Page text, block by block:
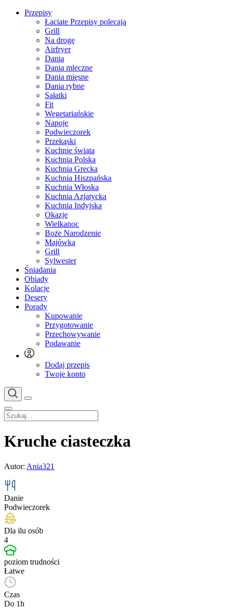
Przepisy
Łaciate Przepisy polecają
Grill
Na drogę
Airfryer
Dania
Dania mleczne
Dania mięsne
Dania rybne
Sałatki
Fit
Wegetariańskie
Napoje
Podwieczorek
Przekąski
Kuchnie świata
Kuchnia Polska
Kuchnia Grecka
Kuchnia Hiszpańska
Kuchnia Włoska
Kuchnia Azjatycka
Kuchnia Indyjska
Okazje
Wielkanoc
Boże Narodzenie
Majówka
Grill
Sylwester
Śniadania
Obiady
Kolacje
Desery
Porady
Kupowanie
Przygotowanie
Przechowywanie
Podawanie
Dodaj przepis
Twoje konto
Kruche ciasteczka
Autor: Ania321
Danie
Podwieczorek
Dla ilu osób
4
poziom trudności
Łatwe
Czas
Do 1h